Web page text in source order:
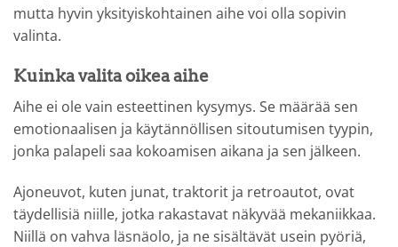
mutta hyvin yksityiskohtainen aihe voi olla sopivin
valinta.
Kuinka valita oikea aihe
Aihe ei ole vain esteettinen kysymys. Se määrää sen
emotionaalisen ja käytännöllisen sitoutumisen tyypin,
jonka palapeli saa kokoamisen aikana ja sen jälkeen.
Ajoneuvot, kuten junat, traktorit ja retroautot, ovat
täydellisiä niille, jotka rakastavat näkyvää mekaniikkaa.
Niillä on vahva läsnäolo, ja ne sisältävät usein pyöriä,